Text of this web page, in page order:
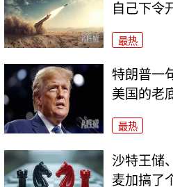
自己下令
最热
特朗普一
美国的老
最热
沙特王储
麦加搞了